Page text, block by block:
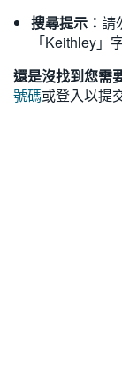
搜尋提示： 請
「Keithley」
還是沒找到您需
號碼或登入以提